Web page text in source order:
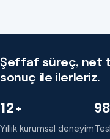
Şeffaf süreç, net
sonuç ile ilerleriz.
12+
Yıllık kurumsal deneyim